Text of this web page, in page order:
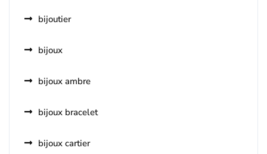
bijoutier
bijoux
bijoux ambre
bijoux bracelet
bijoux cartier